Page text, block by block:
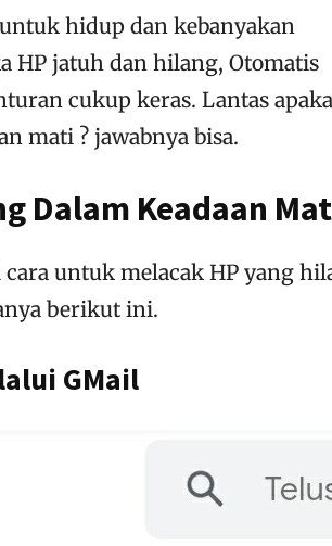
hidup dan kebanyakan
HP jatuh dan hilang, Otomatis
cukup keras. Lantas
mati ? jawabnya bisa.
Dalam Keadaan
untuk melacak HP yang
berikut ini.
GMail